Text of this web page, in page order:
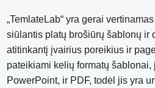
„TemlateLab“ yra gerai
siūlantis platų brošiūrų šablonų ir
atitinkantį įvairius poreikius ir
pateikiami kelių formatų šablonai,
PowerPoint, ir PDF, todėl jis yra